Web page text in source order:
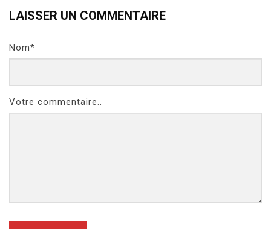
LAISSER UN COMMENTAIRE
Nom*
Votre commentaire..